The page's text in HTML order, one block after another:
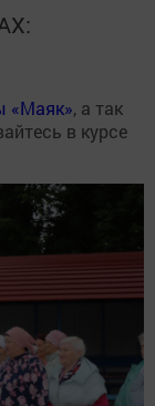
«Маяк», а так
в курсе